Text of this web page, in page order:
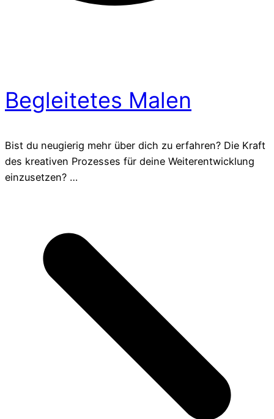
Begleitetes Malen
Bist du neugierig mehr über dich zu erfahren? Die Kraft
des kreativen Prozesses für deine Weiterentwicklung
einzusetzen? …